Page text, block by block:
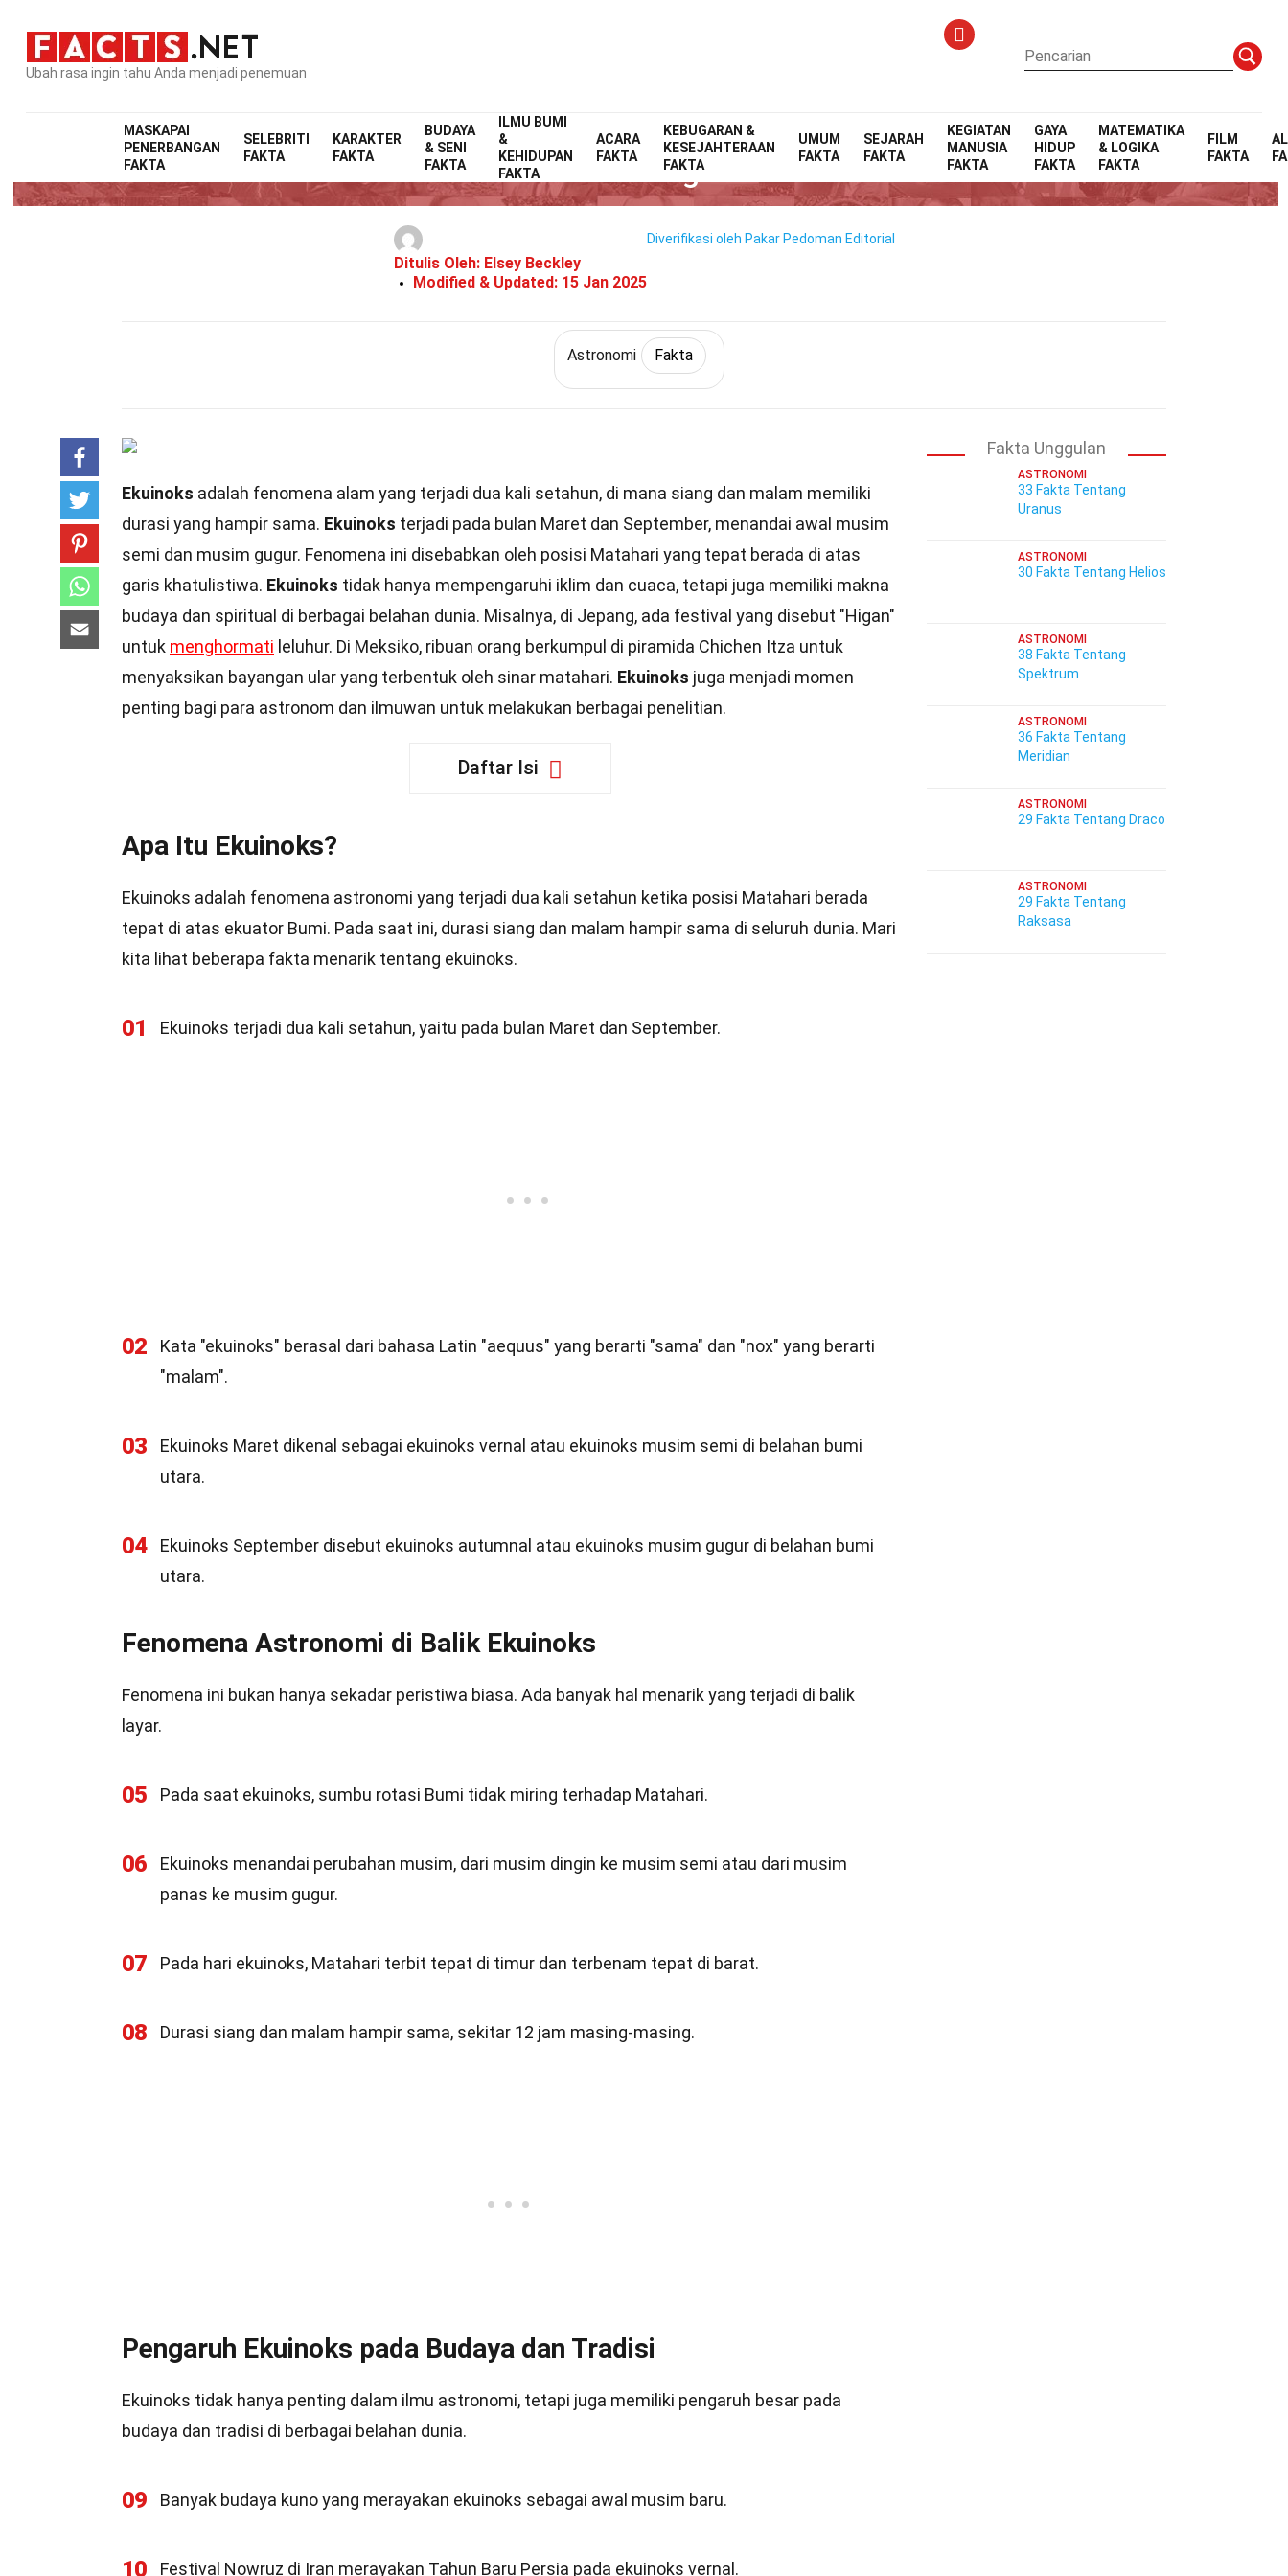
Ubah rasa ingin tahu Anda menjadi penemuan
MASKAPAI
PENERBANGAN
FAKTA
SELEBRITI
FAKTA
KARAKTER
FAKTA
BUDAYA
& SENI
FAKTA
ILMU BUMI
&
KEHIDUPAN
FAKTA
ACARA
FAKTA
KEBUGARAN &
KESEJAHTERAAN
FAKTA
UMUM
FAKTA
SEJARAH
FAKTA
KEGIATAN
MANUSIA
FAKTA
GAYA
HIDUP
FAKTA
MATEMATIKA
& LOGIKA
FAKTA
FILM
FAKTA
Home Teknologi & Sains Fakta Astronomi Fakta
33 Fakta Tentang Ekuinoks
Ditulis Oleh: Elsey Beckley
Modified & Updated: 15 Jan 2025
Diverifikasi oleh Pakar Pedoman Editorial
Astronomi Fakta
Ekuinoks adalah fenomena alam yang terjadi dua kali setahun, di mana siang dan malam memiliki
durasi yang hampir sama. Ekuinoks terjadi pada bulan Maret dan September, menandai awal musim
semi dan musim gugur. Fenomena ini disebabkan oleh posisi Matahari yang tepat berada di atas
garis khatulistiwa. Ekuinoks tidak hanya mempengaruhi iklim dan cuaca, tetapi juga memiliki makna
budaya dan spiritual di berbagai belahan dunia. Misalnya, di Jepang, ada festival yang disebut "Higan"
untuk menghormati leluhur. Di Meksiko, ribuan orang berkumpul di piramida Chichen Itza untuk
menyaksikan bayangan ular yang terbentuk oleh sinar matahari. Ekuinoks juga menjadi momen
penting bagi para astronom dan ilmuwan untuk melakukan berbagai penelitian.
Daftar Isi
Apa Itu Ekuinoks?
Ekuinoks adalah fenomena astronomi yang terjadi dua kali setahun ketika posisi Matahari berada
tepat di atas ekuator Bumi. Pada saat ini, durasi siang dan malam hampir sama di seluruh dunia. Mari
kita lihat beberapa fakta menarik tentang ekuinoks.
01 Ekuinoks terjadi dua kali setahun, yaitu pada bulan Maret dan September.
02
Kata "ekuinoks" berasal dari bahasa Latin "aequus" yang berarti "sama" dan "nox" yang berarti
"malam".
03
Ekuinoks Maret dikenal sebagai ekuinoks vernal atau ekuinoks musim semi di belahan bumi
utara.
04
Ekuinoks September disebut ekuinoks autumnal atau ekuinoks musim gugur di belahan bumi
utara.
Fenomena Astronomi di Balik Ekuinoks
Fenomena ini bukan hanya sekadar peristiwa biasa. Ada banyak hal menarik yang terjadi di balik
layar.
05 Pada saat ekuinoks, sumbu rotasi Bumi tidak miring terhadap Matahari.
06
Ekuinoks menandai perubahan musim, dari musim dingin ke musim semi atau dari musim
panas ke musim gugur.
07 Pada hari ekuinoks, Matahari terbit tepat di timur dan terbenam tepat di barat.
08 Durasi siang dan malam hampir sama, sekitar 12 jam masing-masing.
Pengaruh Ekuinoks pada Budaya dan Tradisi
Ekuinoks tidak hanya penting dalam ilmu astronomi, tetapi juga memiliki pengaruh besar pada
budaya dan tradisi di berbagai belahan dunia.
09 Banyak budaya kuno yang merayakan ekuinoks sebagai awal musim baru.
10 Festival Nowruz di Iran merayakan Tahun Baru Persia pada ekuinoks vernal.
Fakta Unggulan
ASTRONOMI
33 Fakta Tentang
Uranus
ASTRONOMI
30 Fakta Tentang Helios
ASTRONOMI
38 Fakta Tentang
Spektrum
ASTRONOMI
36 Fakta Tentang
Meridian
ASTRONOMI
29 Fakta Tentang Draco
ASTRONOMI
29 Fakta Tentang
Raksasa